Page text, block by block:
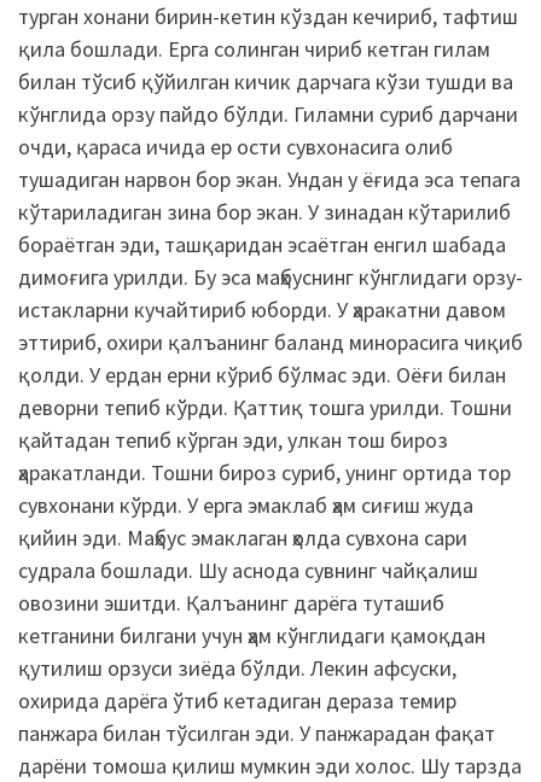
турган хонани бирин-кетин кўздан кечириб, тафтиш
қила бошлади. Ерга солинган чириб кетган гилам
билан тўсиб қўйилган кичик дарчага кўзи тушди ва
кўнглида орзу пайдо бўлди. Гиламни суриб дарчани
очди, қараса ичида ер ости сувхонасига олиб
тушадиган нарвон бор экан. Ундан у ёғида эса тепага
кўтариладиган зина бор экан. У зинадан кўтарилиб
бораётган эди, ташқаридан эсаётган енгил шабада
димоғига урилди. Бу эса маҳбуснинг кўнглидаги орзу-
истакларни кучайтириб юборди. У ҳаракатни давом
эттириб, охири қалъанинг баланд минорасига чиқиб
қолди. У ердан ерни кўриб бўлмас эди. Оёғи билан
деворни тепиб кўрди. Қаттиқ тошга урилди. Тошни
қайтадан тепиб кўрган эди, улкан тош бироз
ҳаракатланди. Тошни бироз суриб, унинг ортида тор
сувхонани кўрди. У ерга эмаклаб ҳам сиғиш жуда
қийин эди. Маҳбус эмаклаган ҳолда сувхона сари
судрала бошлади. Шу аснода сувнинг чайқалиш
овозини эшитди. Қалъанинг дарёга туташиб
кетганини билгани учун ҳам кўнглидаги қамоқдан
қутилиш орзуси зиёда бўлди. Лекин афсуски,
охирида дарёга ўтиб кетадиган дераза темир
панжара билан тўсилган эди. У панжарадан фақат
дарёни томоша қилиш мумкин эди холос. Шу тарзда